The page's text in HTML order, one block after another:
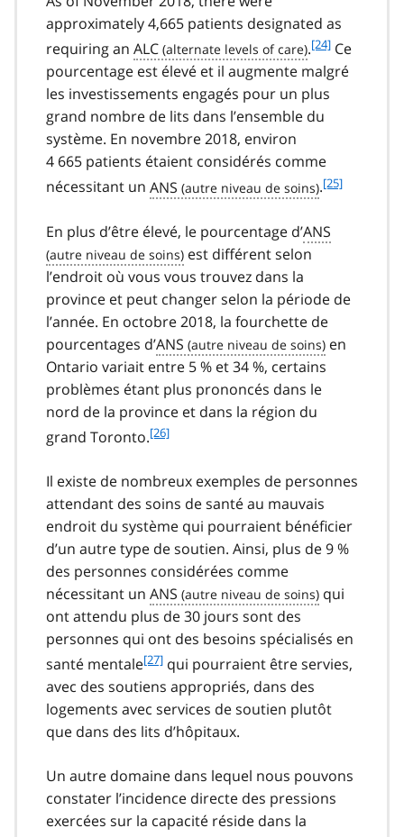
n
o
e
2
3
approximately 4,665 patients designated as
requiring an ALC .f
o
t
n
t
2
[24] Ce
pourcentage est élevé et il augmente malgré
les investissements engagés pour un plus
grand nombre de lits dans l’ensemble du
système. En novembre 2018, environ
4 665 patients étaient considérés comme
nécessitant un ANS .f
t
t
2
5
[25]
En plus d’être élevé, le pourcentage d’ANS
est différent selon
l’endroit où vous vous trouvez dans la
province et peut changer selon la période de
l’année. En octobre 2018, la fourchette de
pourcentages d’ANS
en
Ontario variait entre 5 % et 34 %, certains
problèmes étant plus prononcés dans le
nord de la province et dans la région du
grand Toronto.f
t
n
o
6
[26]
Il existe de nombreux exemples de personnes
attendant des soins de santé au mauvais
endroit du système qui pourraient bénéficier
d’un autre type de soutien. Ainsi, plus de 9 %
des personnes considérées comme
nécessitant un ANS
qui
ont attendu plus de 30 jours sont des
personnes qui ont des besoins spécialisés en
santé mentalef
o
t
n
t
e
7
[27] qui pourraient être servies,
avec des soutiens appropriés, dans des
logements avec services de soutien plutôt
que dans des lits d’hôpitaux.
Un autre domaine dans lequel nous pouvons
constater l’incidence directe des pressions
exercées sur la capacité réside dans la